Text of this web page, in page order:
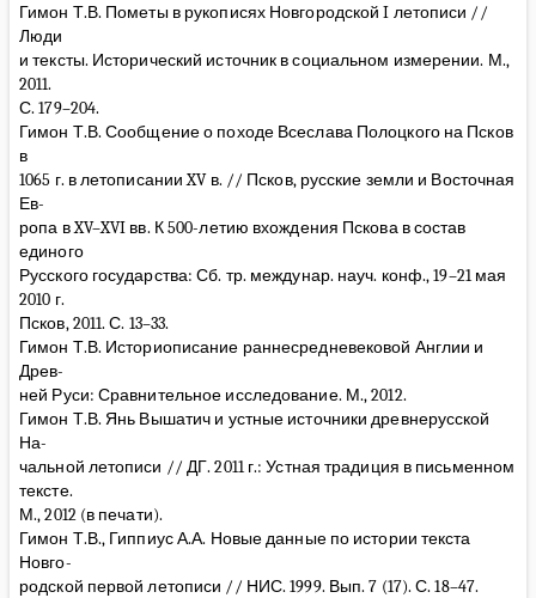
Гимон Т.В. Пометы в рукописях Новгородской I летописи //
Люди
и тексты. Исторический источник в социальном измерении. М.,
2011.
С. 179–204.
Гимон Т.В. Сообщение о походе Всеслава Полоцкого на Псков
в
1065 г. в летописании XV в. // Псков, русские земли и Восточная
Ев-
ропа в XV–XVI вв. К 500-летию вхождения Пскова в состав
единого
Русского государства: Сб. тр. междунар. науч. конф., 19–21 мая
2010 г.
Псков, 2011. С. 13–33.
Гимон Т.В. Историописание раннесредневековой Англии и
Древ-
ней Руси: Сравнительное исследование. М., 2012.
Гимон Т.В. Янь Вышатич и устные источники древнерусской
На-
чальной летописи // ДГ. 2011 г.: Устная традиция в письменном
тексте.
М., 2012 (в печати).
Гимон Т.В., Гиппиус А.А. Новые данные по истории текста
Новго-
родской первой летописи // НИС. 1999. Вып. 7 (17). С. 18–47.